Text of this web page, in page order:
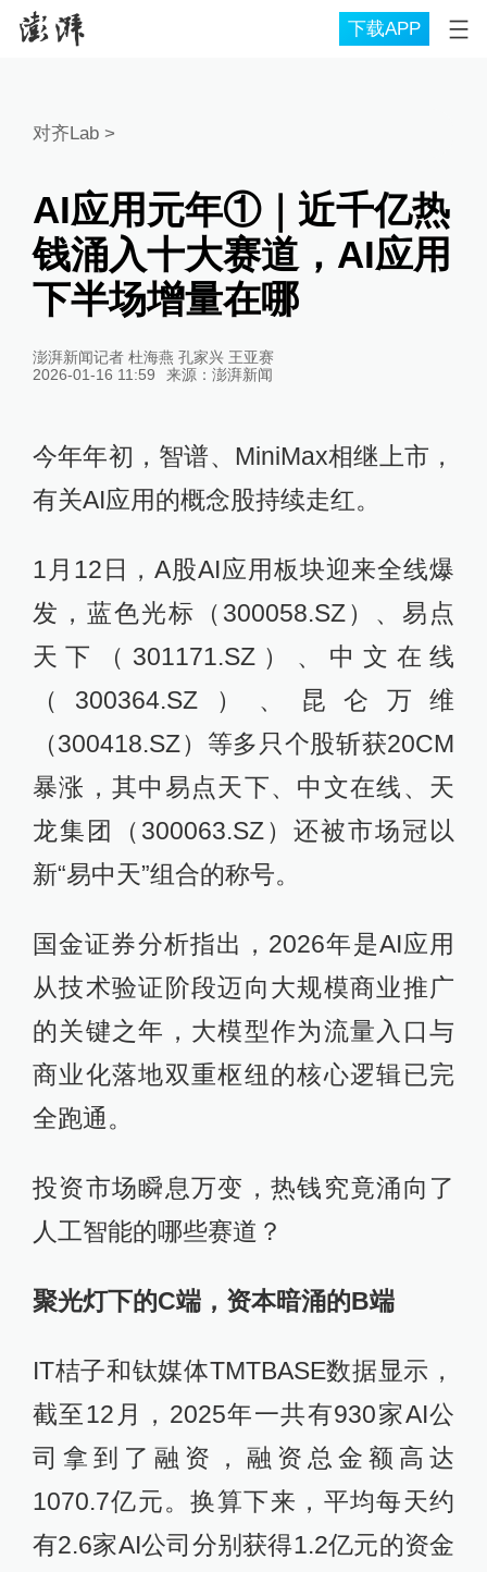
下载APP
对齐Lab>
AI应用元年①｜近千亿热
钱涌入十大赛道，AI应用
下半场增量在哪
澎湃新闻记者 杜海燕 孔家兴 王亚赛
2026-01-16 11:59
来源： 澎湃新闻
今年年初，智谱、MiniMax相继上市，
有关AI应用的概念股持续走红。
1月12日，A股AI应用板块迎来全线爆
发，蓝色光标（300058.SZ）、易点
天下（301171.SZ）、中文在线
（300364.SZ）、昆仑万维
（300418.SZ）等多只个股斩获20CM
暴涨，其中易点天下、中文在线、天
龙集团（300063.SZ）还被市场冠以
新“易中天”组合的称号。
国金证券分析指出，2026年是AI应用
从技术验证阶段迈向大规模商业推广
的关键之年，大模型作为流量入口与
商业化落地双重枢纽的核心逻辑已完
全跑通。
投资市场瞬息万变，热钱究竟涌向了
人工智能的哪些赛道？
聚光灯下的C端，资本暗涌的B端
IT桔子和钛媒体TMTBASE数据显示，
截至12月，2025年一共有930家AI公
司拿到了融资，融资总金额高达
1070.7亿元。换算下来，平均每天约
有2.6家AI公司分别获得1.2亿元的资金